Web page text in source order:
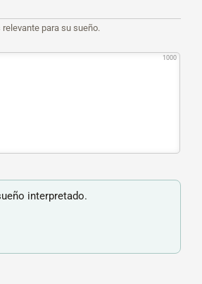
para su sueño.
1000
interpretado.